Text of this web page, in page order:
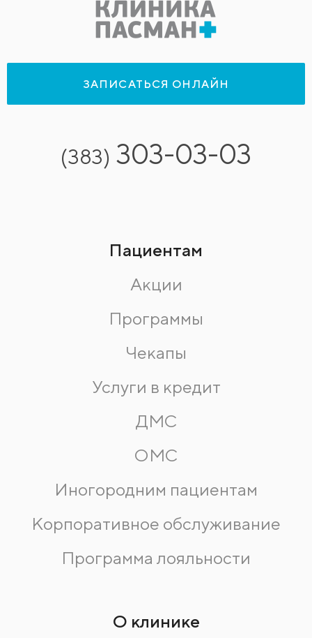
ЗАПИСАТЬСЯ ОНЛАЙН
(383) 303-03-03
Пациентам
Акции
Программы
Чекапы
Услуги в кредит
ДМС
ОМС
Иногородним пациентам
Корпоративное обслуживание
Программа лояльности
О клинике